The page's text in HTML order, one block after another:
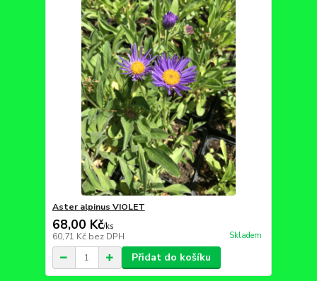
Aster alpinus VIOLET
68,00 Kč/ks
60,71 Kč bez DPH Skladem
Přidat do košíku